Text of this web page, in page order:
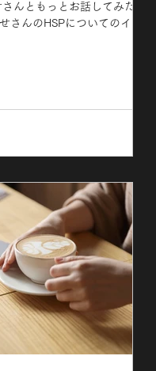
んともっとお話してみたか
さんのHSPについてのイン